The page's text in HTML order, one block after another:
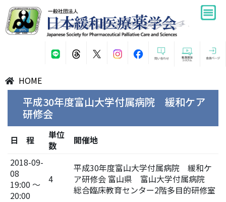
HOME
平成30年度富山大学付属病院 緩和ケア
研修会
日 程
単位
数
開催地
2018-09-
08
19:00 ～
20:00
4
平成30年度富山大学付属病院 緩和ケ
ア研修会 富山県 富山大学付属病院
総合臨床教育センター2階多目的研修室